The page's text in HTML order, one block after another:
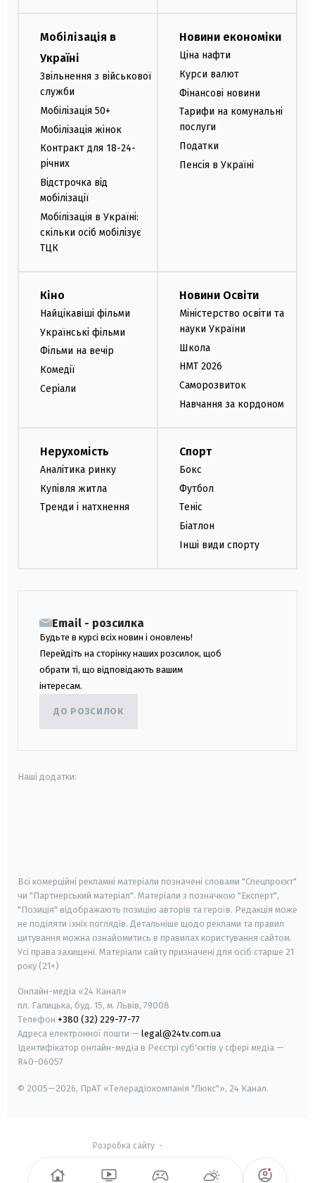
Мобілізація в
Україні
Звільнення з військової
служби
Мобілізація 50+
Мобілізація жінок
Контракт для 18-24-
річних
Відстрочка від
мобілізації
Мобілізація в Україні:
скільки осіб мобілізує
ТЦК
Новини економіки
Ціна нафти
Курси валют
Фінансові новини
Тарифи на комунальні
послуги
Податки
Пенсія в Україні
Кіно
Найцікавіші фільми
Українські фільми
Фільми на вечір
Комедії
Серіали
Новини Освіти
Міністерство освіти та
науки України
Школа
НМТ 2026
Саморозвиток
Навчання за кордоном
Нерухомість
Аналітика ринку
Купівля житла
Тренди і натхнення
Спорт
Бокс
Футбол
Теніс
Біатлон
Інші види спорту
Email - розсилка
Будьте в курсі всіх новин і оновлень!
Перейдіть на сторінку наших розсилок, щоб
обрати ті, що відповідають вашим
інтересам.
ДО РОЗСИЛОК
Наші додатки:
Всі комерційні рекламні матеріали позначені словами "Спецпроєкт"
чи "Партнерський матеріал". Матеріали з позначкою "Експерт",
"Позиція" відображають позицію авторів та героїв. Редакція може
не поділяти їхніх поглядів. Детальніше щодо реклами та правил
цитування можна ознайомитись в правилах користування сайтом.
Усі права захищені. Матеріали сайту призначені для осіб старше 21
року (21+)
Онлайн-медіа «24 Канал»
пл. Галицька, буд. 15, м. Львів, 79008
Телефон +380 (32) 229-77-77
Адреса електронної пошти — legal@24tv.com.ua
Ідентифікатор онлайн-медіа в Реєстрі суб'єктів у сфері медіа —
R40-06057
© 2005—2026, ПрАТ «Телерадіокомпанія "Люкс"», 24 Канал.
Розробка сайту-